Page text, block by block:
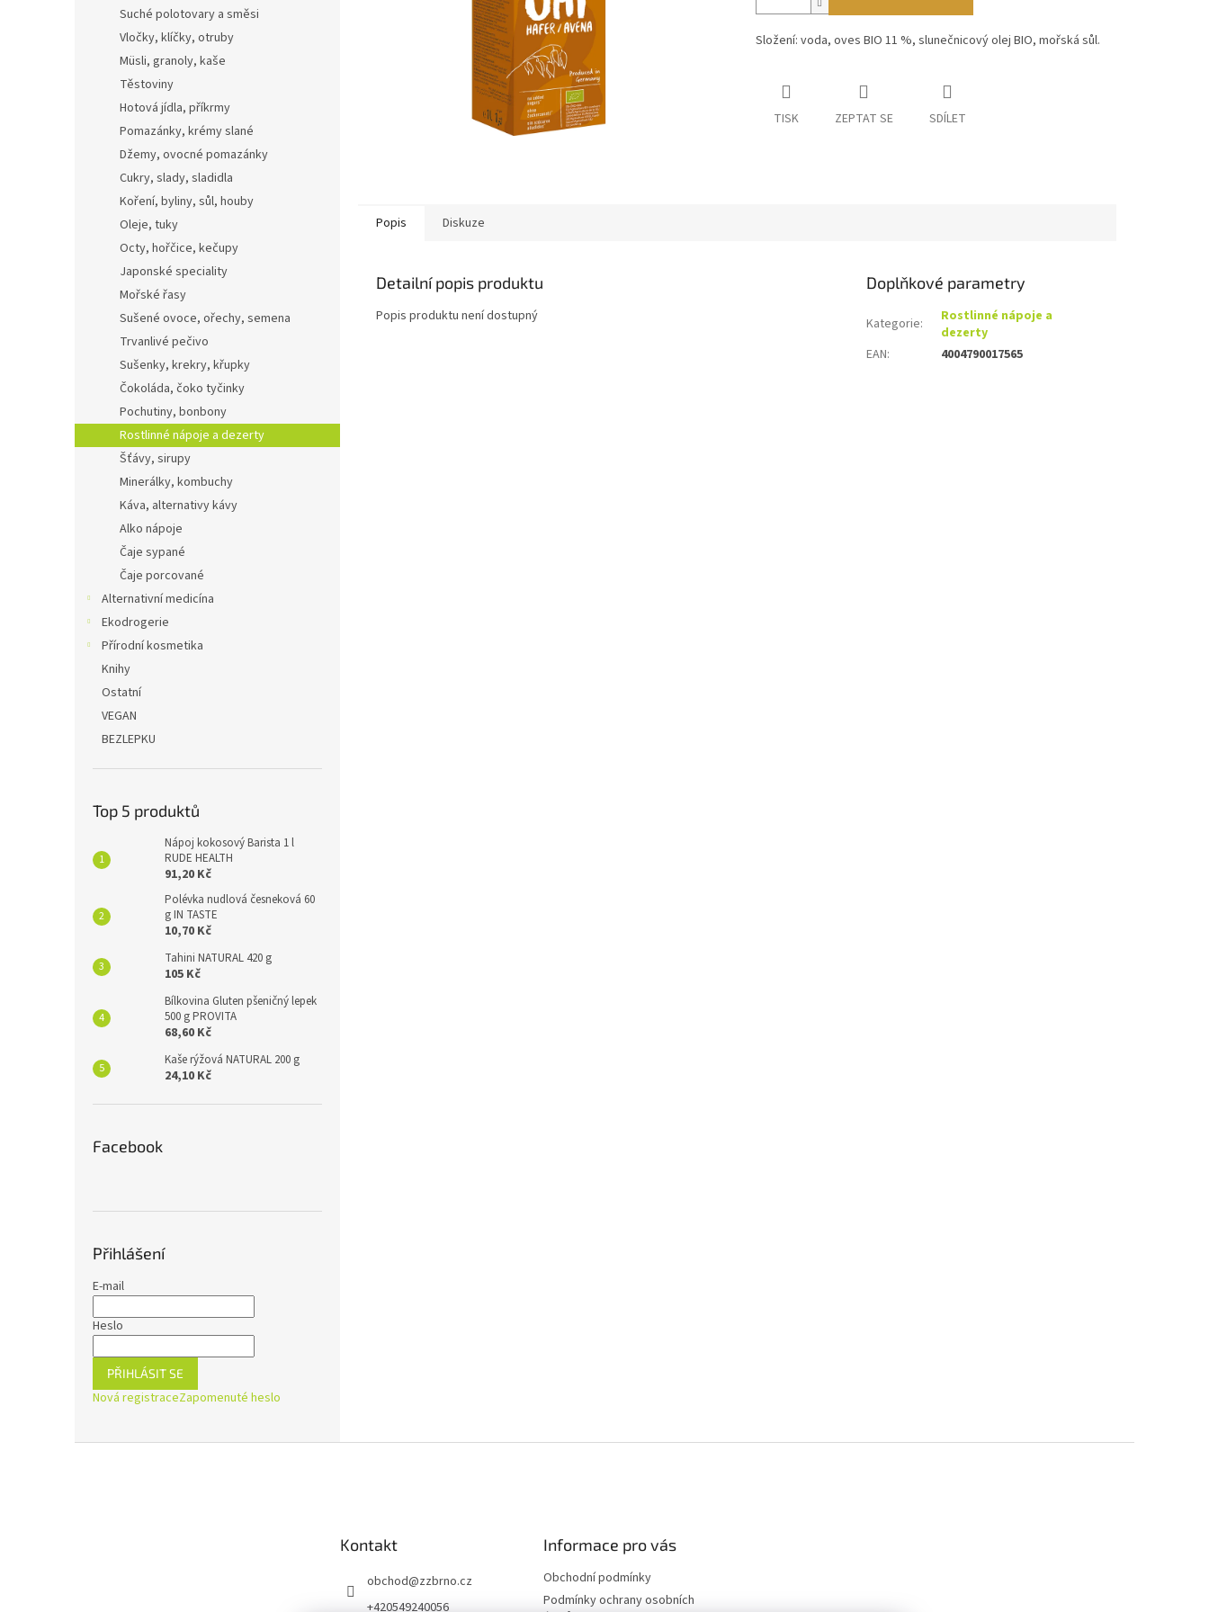
Suché polotovary a směsi
Vločky, klíčky, otruby
Müsli, granoly, kaše
Těstoviny
Hotová jídla, příkrmy
Pomazánky, krémy slané
Džemy, ovocné pomazánky
Cukry, slady, sladidla
Koření, byliny, sůl, houby
Oleje, tuky
Octy, hořčice, kečupy
Japonské speciality
Mořské řasy
Sušené ovoce, ořechy, semena
Trvanlivé pečivo
Sušenky, krekry, křupky
Čokoláda, čoko tyčinky
Pochutiny, bonbony
Rostlinné nápoje a dezerty
Šťávy, sirupy
Minerálky, kombuchy
Káva, alternativy kávy
Alko nápoje
Čaje sypané
Čaje porcované
Alternativní medicína
Ekodrogerie
Přírodní kosmetika
Knihy
Ostatní
VEGAN
BEZLEPKU
Top 5 produktů
Nápoj kokosový Barista 1 l
RUDE HEALTH
91,20 Kč
Polévka nudlová česneková 60
g IN TASTE
10,70 Kč
Tahini NATURAL 420 g
105 Kč
Bílkovina Gluten pšeničný lepek
500 g PROVITA
68,60 Kč
Kaše rýžová NATURAL 200 g
24,10 Kč
Facebook
Přihlášení
E-mail
Heslo
PŘIHLÁSIT SE
Nová registraceZapomenuté heslo
Složení: voda, oves BIO 11 %, slunečnicový olej BIO, mořská sůl.
TISK ZEPTAT SE SDÍLET
Popis Diskuze
Detailní popis produktu
Popis produktu není dostupný
Doplňkové parametry
Kategorie:
Rostlinné nápoje a
dezerty
EAN: 4004790017565
Kontakt
obchod@zzbrno.cz
+420549240056
Informace pro vás
Obchodní podmínky
Podmínky ochrany osobních